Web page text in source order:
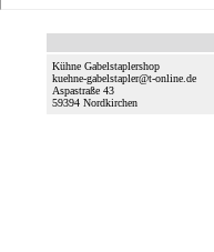
Kühne Gabelstaplershop
kuehne-gabelstapler@t-online.de
Aspastraße 43
59394 Nordkirchen